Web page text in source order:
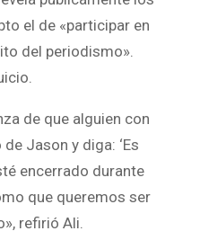
el de «participar en
del periodismo».
de que alguien con
Jason y diga: ‘Es
encerrado durante
que queremos ser
refirió Ali.